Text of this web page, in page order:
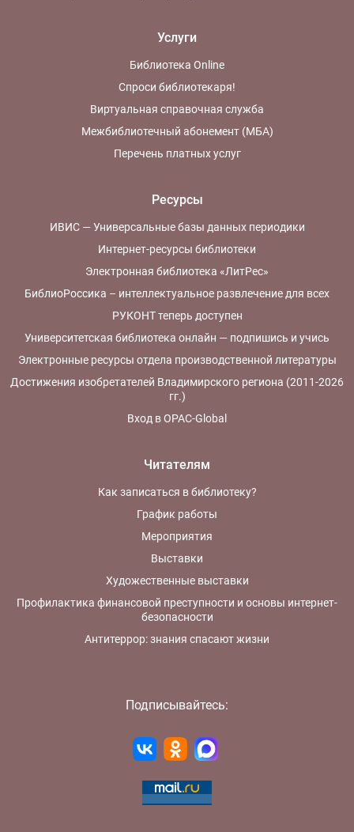
Услуги
Библиотека Online
Спроси библиотекаря!
Виртуальная справочная служба
Межбиблиотечный абонемент (МБА)
Перечень платных услуг
Ресурсы
ИВИС — Универсальные базы данных периодики
Интернет-ресурсы библиотеки
Электронная библиотека «ЛитРес»
БиблиоРоссика – интеллектуальное развлечение для всех
РУКОНТ теперь доступен
Университетская библиотека онлайн — подпишись и учись
Электронные ресурсы отдела производственной литературы
Достижения изобретателей Владимирского региона (2011-2026
гг.)
Вход в OPAC-Global
Читателям
Как записаться в библиотеку?
График работы
Мероприятия
Выставки
Художественные выставки
Профилактика финансовой преступности и основы интернет-
безопасности
Антитеррор: знания спасают жизни
Подписывайтесь: